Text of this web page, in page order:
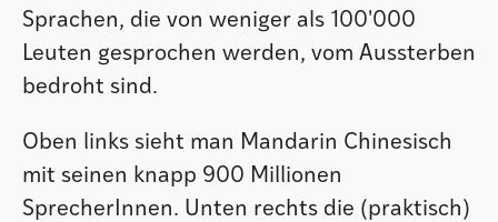
Sprachen, die von weniger als 100'000
Leuten gesprochen werden, vom Aussterben
bedroht sind.
Oben links sieht man Mandarin Chinesisch
mit seinen knapp 900 Millionen
SprecherInnen. Unten rechts die (praktisch)